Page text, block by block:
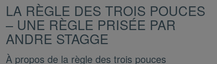
LA RÈGLE DES TROIS POUCES
– UNE RÈGLE PRISÉE PAR
ANDRE STAGGE
À propos de la règle des trois pouces